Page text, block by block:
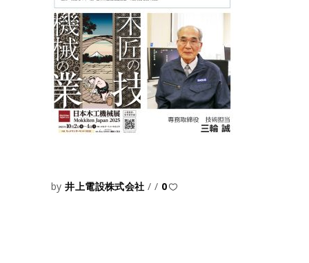
by井上電設株式会社 0